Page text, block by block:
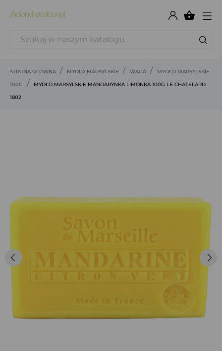

STRONA GŁÓWNA MYDŁA MARSYLSKIE WAGA
MYDŁO MARSYLSKIE
100G
MYDŁO MARSYLSKIE MANDARYNKA LIMONKA 100G LE CHATELARD
1802